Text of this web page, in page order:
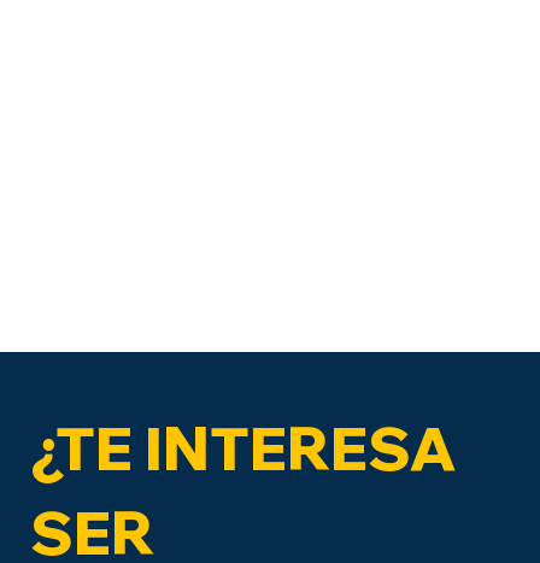
¿TE INTERESA
SER